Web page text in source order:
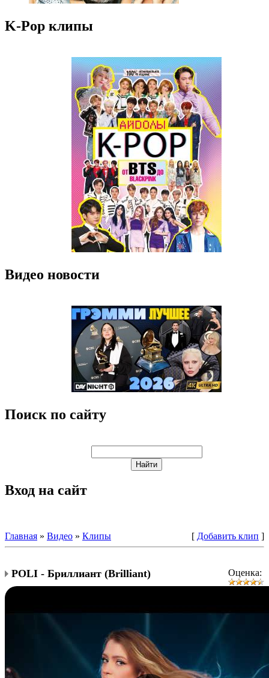
K-Pop клипы
Видео новости
Поиск по сайту
Вход на сайт
Главная » Видео » Клипы [ Добавить клип ]
Оценка:
POLI - Бриллиант (Brilliant)